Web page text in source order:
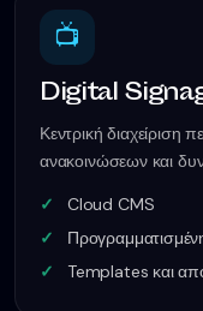
📺
Digital
Κεντρική διαχείριση
ανακοινώσεων και
Cloud CMS
Templates και